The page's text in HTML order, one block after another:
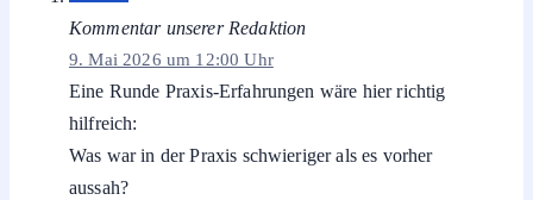
Kommentar unserer Redaktion
9. Mai 2026 um 12:00 Uhr
Eine Runde Praxis-Erfahrungen wäre hier richtig
hilfreich:
Was war in der Praxis schwieriger als es vorher
aussah?